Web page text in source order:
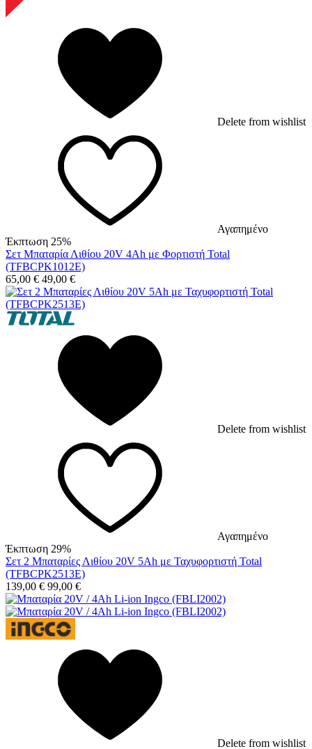
Delete from wishlist
Αγαπημένο
Έκπτωση 25%
Σετ Μπαταρία Λιθίου 20V 4Ah με Φορτιστή Total
(TFBCPK1012E)
65,00 € 49,00 €
Delete from wishlist
Αγαπημένο
Έκπτωση 29%
Σετ 2 Μπαταρίες Λιθίου 20V 5Ah με Ταχυφορτιστή Total
(TFBCPK2513E)
139,00 € 99,00 €
Delete from wishlist